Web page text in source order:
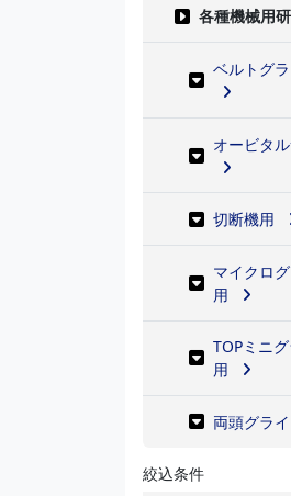
各種機械用
ベルトグ
オービタ
切断機用
マイクロ
用
TOPミニ
用
両頭グラ
絞込条件